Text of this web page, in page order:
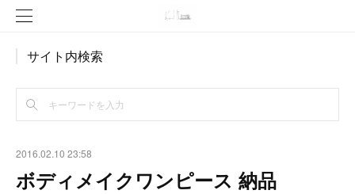
サイト内検索
2016.02.10 23:58
ボディメイクワンピース 納品